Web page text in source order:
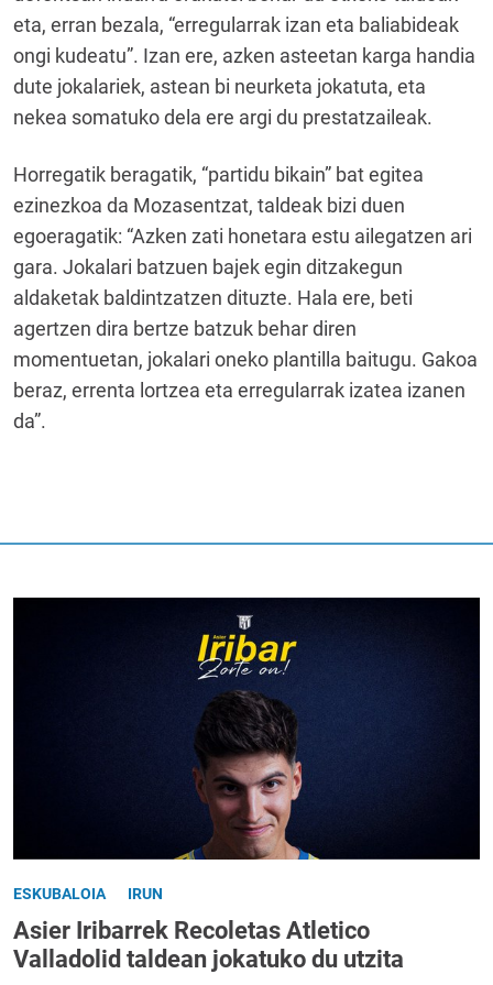
eta, erran bezala, “erregularrak izan eta baliabideak
ongi kudeatu”. Izan ere, azken asteetan karga handia
dute jokalariek, astean bi neurketa jokatuta, eta
nekea somatuko dela ere argi du prestatzaileak.
Horregatik beragatik, “partidu bikain” bat egitea
ezinezkoa da Mozasentzat, taldeak bizi duen
egoeragatik: “Azken zati honetara estu ailegatzen ari
gara. Jokalari batzuen bajek egin ditzakegun
aldaketak baldintzatzen dituzte. Hala ere, beti
agertzen dira bertze batzuk behar diren
momentuetan, jokalari oneko plantilla baitugu. Gakoa
beraz, errenta lortzea eta erregularrak izatea izanen
da”.
ESKUBALOIA IRUN
Asier Iribarrek Recoletas Atletico
Valladolid taldean jokatuko du utzita